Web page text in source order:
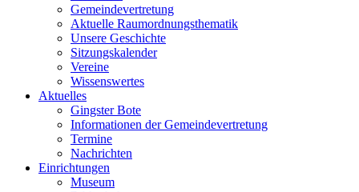
Gemeindevertretung
Aktuelle Raumordnungsthematik
Unsere Geschichte
Sitzungskalender
Vereine
Wissenswertes
Aktuelles
Gingster Bote
Informationen der Gemeindevertretung
Termine
Nachrichten
Einrichtungen
Museum